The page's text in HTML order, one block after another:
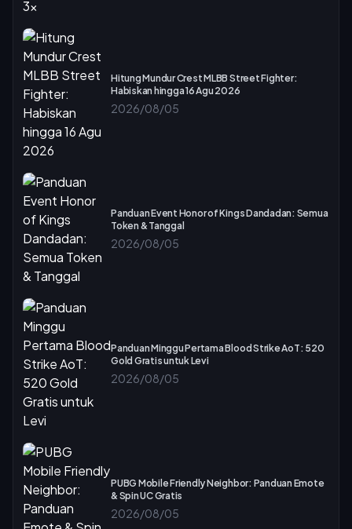
Hitung Mundur Crest MLBB Street Fighter:
Habiskan hingga 16 Agu 2026
2026/08/05
Panduan Event Honor of Kings Dandadan: Semua
Token & Tanggal
2026/08/05
Panduan Minggu Pertama Blood Strike AoT: 520
Gold Gratis untuk Levi
2026/08/05
PUBG Mobile Friendly Neighbor: Panduan Emote
& Spin UC Gratis
2026/08/05